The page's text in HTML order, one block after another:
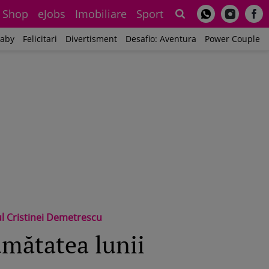
Shop eJobs Imobiliare Sport
Felicitari Divertisment Desafio: Aventura Power Couple
Cristinei Demetrescu
lunii